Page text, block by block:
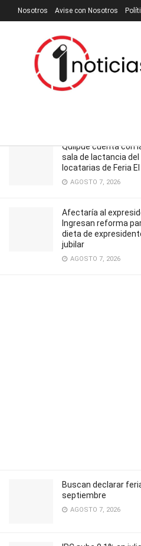
RECIENTES TENDENCIA
Paro de funcionarios de la
Municipalidad de Santiago
Quilpué cuenta con
sala de lactancia del
locatarias de Feria El
AGOSTO 7, 2026
Afectaría al
Ingresan reforma
dieta de
jubilar
AGOSTO 7, 2026
Buscan declarar
septiembre
AGOSTO 7, 2026
Nosotros Avise con Nosotros